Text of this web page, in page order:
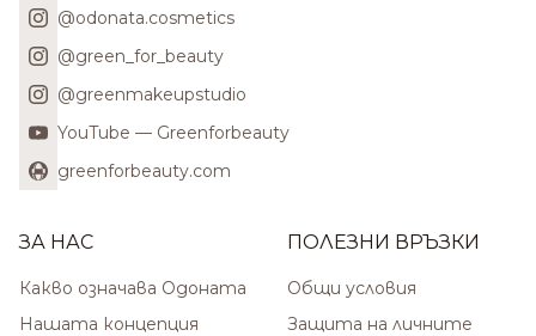
@odonata.cosmetics
@green_for_beauty
@greenmakeupstudio
YouTube — Greenforbeauty
greenforbeauty.com
ЗА НАС
Какво означава Одоната
Нашата концепция
ПОЛЕЗНИ ВРЪЗКИ
Общи условия
Защита на личните